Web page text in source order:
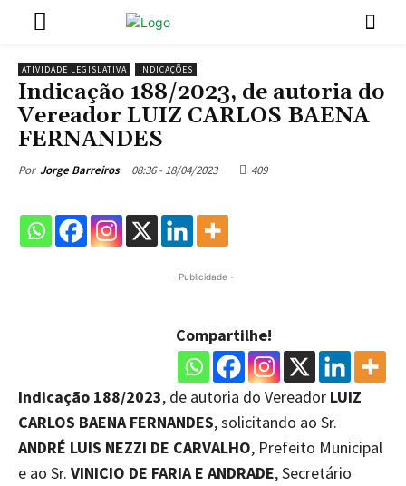
ATIVIDADE LEGISLATIVA INDICAÇÕES
Indicação 188/2023, de autoria do
Vereador LUIZ CARLOS BAENA
FERNANDES
Por Jorge Barreiros 08:36 - 18/04/2023 409
- Publicidade -
Compartilhe!
Indicação 188/2023, de autoria do Vereador LUIZ
CARLOS BAENA FERNANDES, solicitando ao Sr.
ANDRÉ LUIS NEZZI DE CARVALHO, Prefeito Municipal
e ao Sr. VINICIO DE FARIA E ANDRADE, Secretário